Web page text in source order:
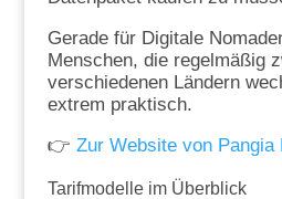
Gerade für Digitale
Menschen, die regelmäßig
verschiedenen Ländern
extrem praktisch.
👉 Zur Website von Pangia
Tarifmodelle im Überblick